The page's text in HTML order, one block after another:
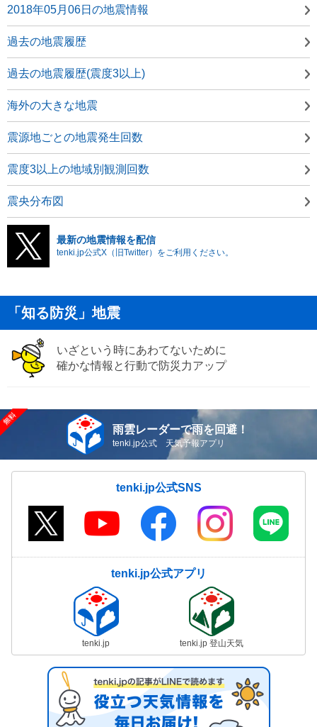
2018年05月06日の地震情報
過去の地震履歴
過去の地震履歴(震度3以上)
海外の大きな地震
震源地ごとの地震発生回数
震度3以上の地域別観測回数
震央分布図
最新の地震情報を配信
tenki.jp公式X（旧Twitter）をご利用ください。
「知る防災」地震
いざという時にあわてないために
確かな情報と行動で防災力アップ
雨雲レーダーで雨を回避！
tenki.jp公式 天気予報アプリ
tenki.jp公式SNS
tenki.jp公式アプリ
tenki.jp tenki.jp 登山天気